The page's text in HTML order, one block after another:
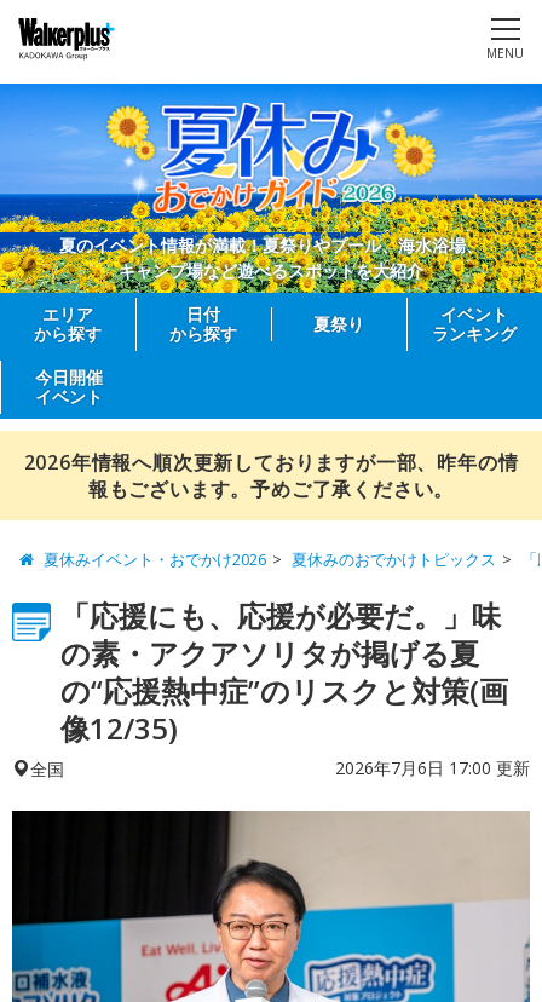
MENU
夏のイベント情報が満載！夏祭りやプール、海水浴場、
キャンプ場など遊べるスポットを大紹介
エリア
から探す
日付
から探す
夏祭り
イベント
ランキング
今日開催
イベント
2026年情報へ順次更新しておりますが一部、昨年の情
報もございます。予めご了承ください。
夏休みイベント・おでかけ2026 夏休みのおでかけトピックス
「応援にも、応援が必要だ。」味
の素・アクアソリタが掲げる夏
の“応援熱中症”のリスクと対策(画
像12/35)
全国 2026年7月6日 17:00 更新